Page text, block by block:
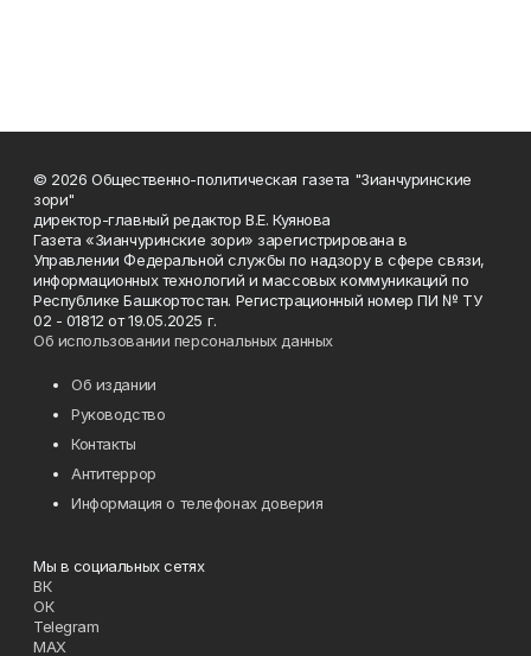
© 2026 Общественно-политическая газета "Зианчуринские
зори"
директор-главный редактор В.Е. Куянова
Газета «Зианчуринские зори» зарегистрирована в
Управлении Федеральной службы по надзору в сфере связи,
информационных технологий и массовых коммуникаций по
Республике Башкортостан. Регистрационный номер ПИ № ТУ
02 - 01812 от 19.05.2025 г.
Об использовании персональных данных
Об издании
Руководство
Контакты
Антитеррор
Информация о телефонах доверия
Мы в социальных сетях
ВК
ОК
Telegram
MAX